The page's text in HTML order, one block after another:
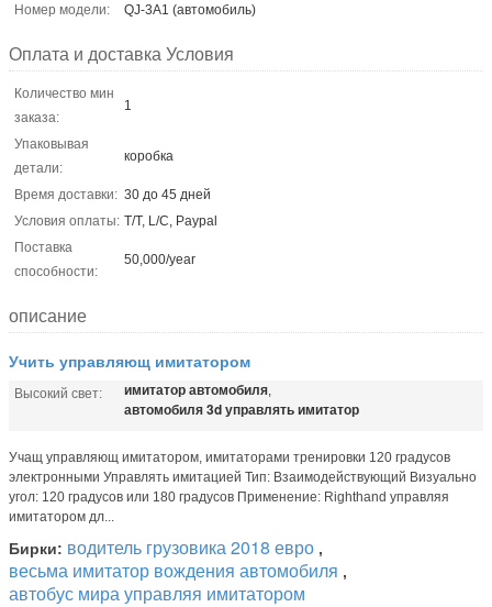
Номер модели:
QJ-3A1 (автомобиль)
Оплата и доставка Условия
Количество мин
заказа:
1
Упаковывая
детали:
коробка
Время доставки: 30 до 45 дней
Условия оплаты: T/T, L/C, Paypal
Поставка
способности:
50,000/year
описание
Учить управляющ имитатором
Высокий свет: имитатор автомобиля,
автомобиля 3d управлять имитатор
Учащ управляющ имитатором, имитаторами тренировки 120 градусов
электронными Управлять имитацией Тип: Взаимодействующий Визуально
угол: 120 градусов или 180 градусов Применение: Righthand управляя
имитатором дл...
Бирки: водитель грузовика 2018 евро ,
весьма имитатор вождения автомобиля ,
автобус мира управляя имитатором